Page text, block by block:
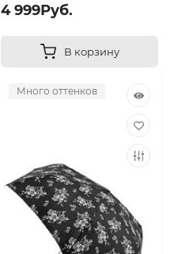
4 999Руб.
В корзину
Много оттенков